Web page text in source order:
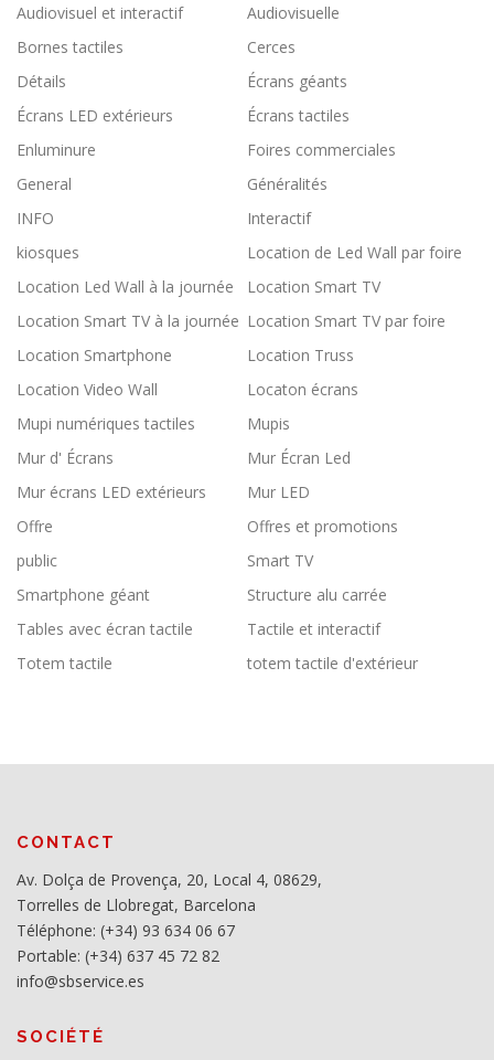
Audiovisuel et interactif
Audiovisuelle
Bornes tactiles
Cerces
Détails
Écrans géants
Écrans LED extérieurs
Écrans tactiles
Enluminure
Foires commerciales
General
Généralités
INFO
Interactif
kiosques
Location de Led Wall par foire
Location Led Wall à la journée
Location Smart TV
Location Smart TV à la journée Location Smart TV par foire
Location Smartphone
Location Truss
Location Video Wall
Locaton écrans
Mupi numériques tactiles
Mupis
Mur d' Écrans
Mur Écran Led
Mur écrans LED extérieurs
Mur LED
Offre
Offres et promotions
public
Smart TV
Smartphone géant
Structure alu carrée
Tables avec écran tactile
Tactile et interactif
Totem tactile
totem tactile d'extérieur
CONTACT
Av. Dolça de Provença, 20, Local 4, 08629,
Torrelles de Llobregat, Barcelona
Téléphone: (+34) 93 634 06 67
Portable: (+34) 637 45 72 82
info@sbservice.es
SOCIÉTÉ